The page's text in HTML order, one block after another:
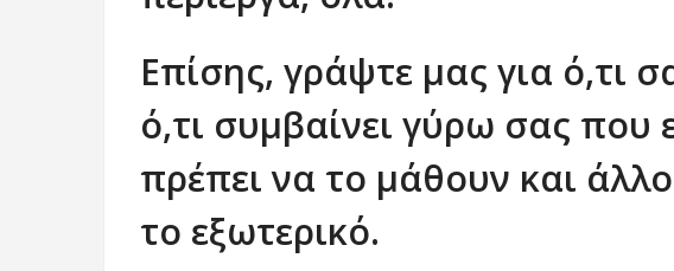
Επίσης, γράψτε μας για ό,τι
ό,τι συμβαίνει γύρω σας που
πρέπει να το μάθουν και
το εξωτερικό.